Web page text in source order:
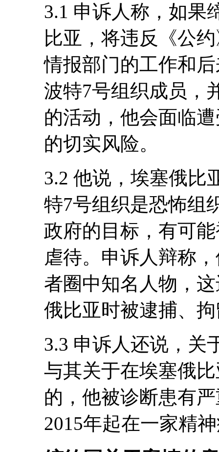
3.1 申诉人称，如果
比亚，将违反《公
情报部门的工作和
波特7号组织成员，
的活动，他会面临
的切实风险。
3.2 他说，埃塞俄比
特7号组织是恐怖组
政府的目标，有可
虐待。申诉人辩称
者圈中知名人物，
俄比亚时被逮捕、
3.3 申诉人还说，关
与其关于在埃塞俄
的，他被诊断患有
2015年起在一家精